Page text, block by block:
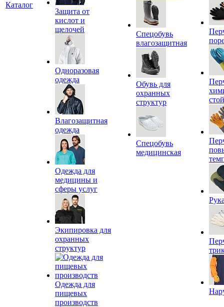
Каталог
Защита от
кислот и
щелочей
Одноразовая
одежда
Влагозащитная
одежда
Одежда для
медицины и
сферы услуг
Экипировка для
охранных
структур
Одежда для
пищевых
производств
Спецобувь
влагозащитная
Обувь для
охранных
структур
Спецобувь
медицинская